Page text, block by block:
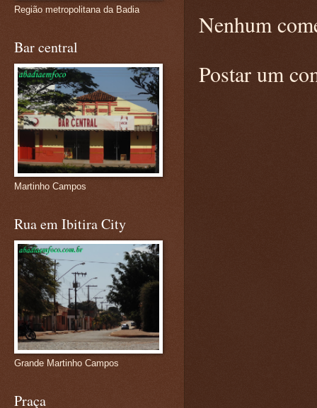
Nenhum
Postar um
Região metropolitana da Badia
Bar central
Martinho Campos
Rua em Ibitira City
Grande Martinho Campos
Praça